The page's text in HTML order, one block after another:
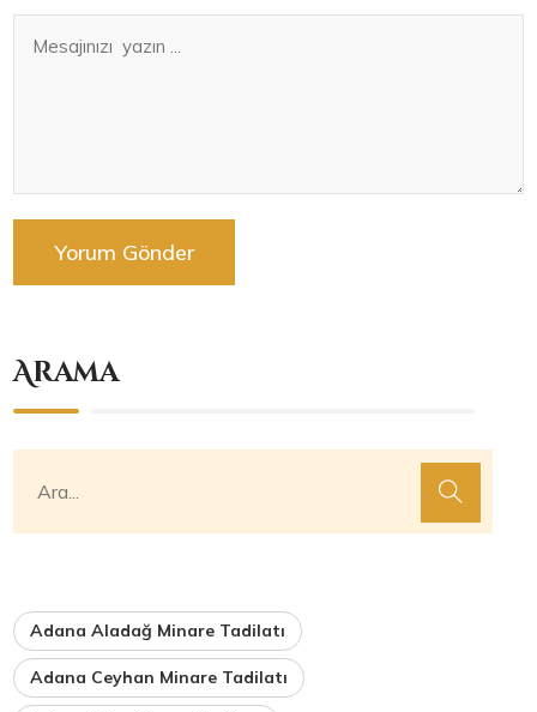
Arama
Adana Aladağ Minare Tadilatı
Adana Ceyhan Minare Tadilatı